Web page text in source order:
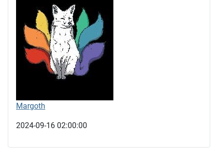
Margoth
2024-09-16 02:00:00